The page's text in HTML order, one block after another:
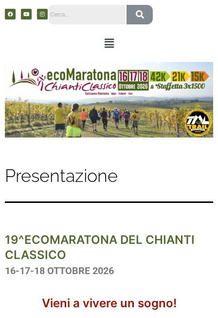
Presentazione
19^ECOMARATONA DEL CHIANTI
CLASSICO
16-17-18 OTTOBRE 2026
Vieni a vivere un sogno!